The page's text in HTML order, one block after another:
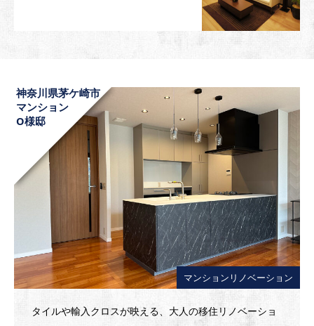
神奈川県茅ケ崎市
マンション
O様邸
マンションリノベーション
タイルや輸入クロスが映える、大人の移住リノベーショ